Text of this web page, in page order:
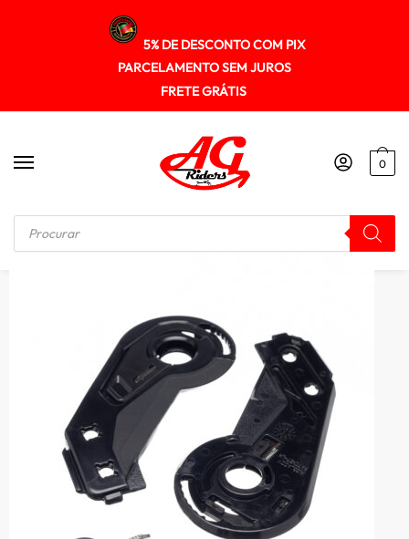
5% DE DESCONTO COM PIX
PARCELAMENTO SEM JUROS
FRETE GRÁTIS
0
Início / VSEIRAS / FORRO / REPOSIÇÃO Mecanismo Da Viseira Rpha 90